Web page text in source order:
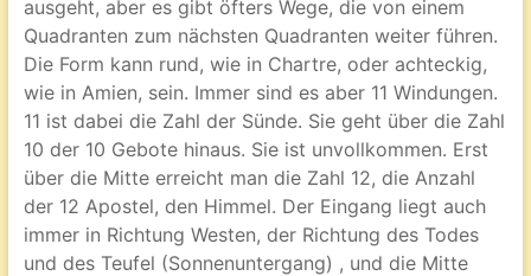
ausgeht, aber es gibt öfters Wege, die von einem
Quadranten zum nächsten Quadranten weiter führen.
Die Form kann rund, wie in Chartre, oder achteckig,
wie in Amien, sein. Immer sind es aber 11 Windungen.
11 ist dabei die Zahl der Sünde. Sie geht über die Zahl
10 der 10 Gebote hinaus. Sie ist unvollkommen. Erst
über die Mitte erreicht man die Zahl 12, die Anzahl
der 12 Apostel, den Himmel. Der Eingang liegt auch
immer in Richtung Westen, der Richtung des Todes
und des Teufel (Sonnenuntergang) , und die Mitte